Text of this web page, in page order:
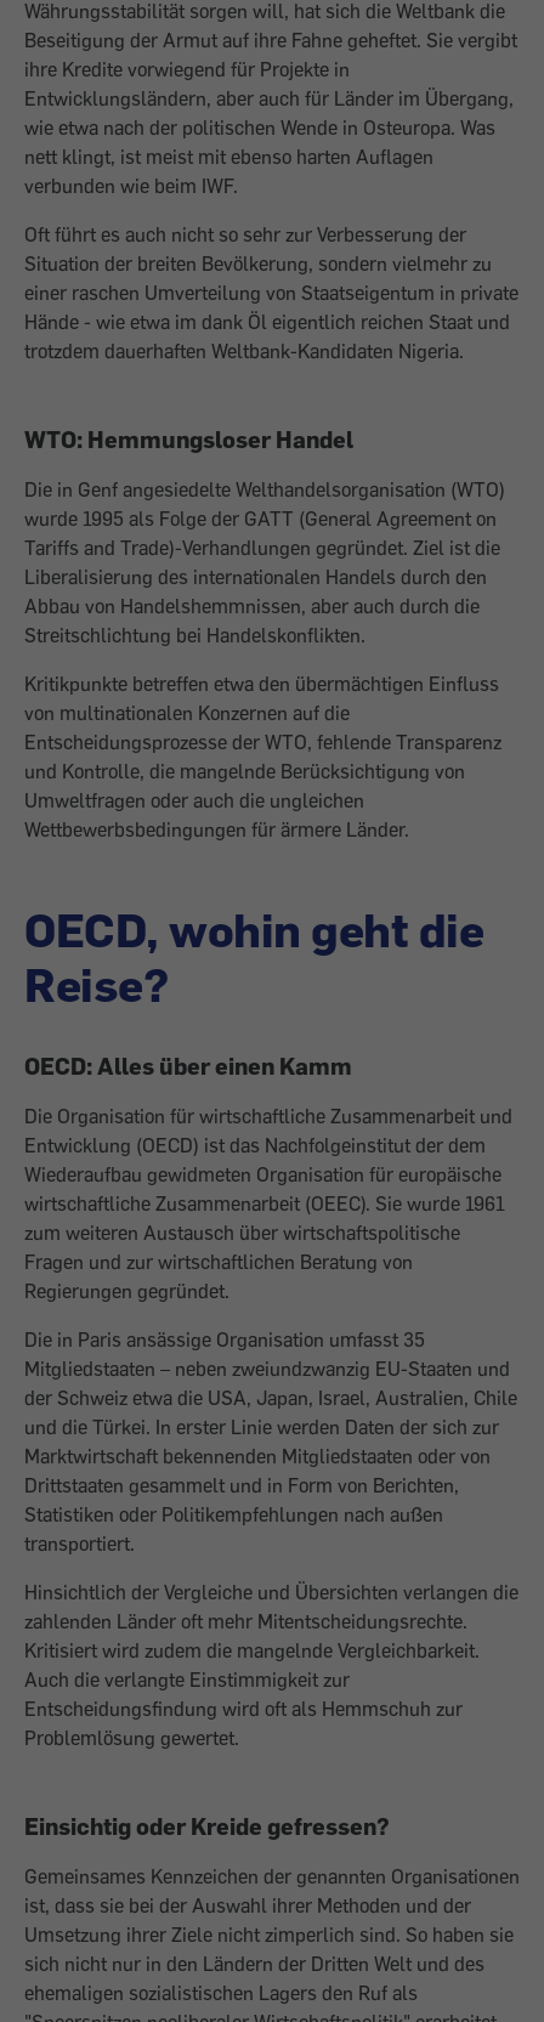
Währungsstabilität sorgen will, hat sich die Weltbank die
Beseitigung der Armut auf ihre Fahne geheftet. Sie vergibt
ihre Kredite vorwiegend für Projekte in
Entwicklungsländern, aber auch für Länder im Übergang,
wie etwa nach der politischen Wende in Osteuropa. Was
nett klingt, ist meist mit ebenso harten Auflagen
verbunden wie beim IWF.
Oft führt es auch nicht so sehr zur Verbesserung der
Situation der breiten Bevölkerung, sondern vielmehr zu
einer raschen Umverteilung von Staatseigentum in private
Hände - wie etwa im dank Öl eigentlich reichen Staat und
trotzdem dauerhaften Weltbank-Kandidaten Nigeria.
WTO: Hemmungsloser Handel
Die in Genf angesiedelte Welthandels­organisation (WTO)
wurde 1995 als Folge der GATT (General Agreement on
Tariffs and Trade)-Verhandlungen gegründet. Ziel ist die
Liberalisierung des internatio­nalen Handels durch den
Abbau von Handelshemmnissen, aber auch durch die
Streitschlichtung bei Handelskonflikten.
Kritikpunkte betreffen etwa den übermächtigen Einfluss
von multinationalen Konzernen auf die
Entscheidungsprozesse der WTO, fehlende Transparenz
und Kont­rolle, die mangelnde Berücksichtigung von
Umweltfragen oder auch die ungleichen
Wettbewerbsbedingungen für ärmere Länder.
OECD, wohin geht die
Reise?
OECD: Alles über einen Kamm
Die Organisation für wirtschaftliche Zusammenarbeit und
Entwicklung (OECD) ist das Nachfolgeinstitut der dem
Wiederaufbau gewidmeten Organisation für europäische
wirtschaftliche Zusammenarbeit (OEEC). Sie wurde 1961
zum weiteren Austausch über wirtschaftspolitische
Fragen und zur wirtschaftlichen Be­ratung von
Regierungen gegründet.
Die in Paris an­sässige Organisation umfasst 35
Mitgliedstaaten – neben zweiundzwanzig EU-Staaten und
der Schweiz etwa die USA, Japan, Israel, Australien, Chile
und die Türkei. In erster Linie werden Daten der sich zur
Marktwirtschaft bekennenden Mitgliedstaaten oder von
Drittstaaten gesammelt und in Form von Berichten,
Statistiken oder Politikempfehlungen nach außen
transportiert.
Hinsichtlich der Vergleiche und Übersichten verlangen die
zahlenden Länder oft mehr Mitentscheidungsrechte.
Kritisiert wird zudem die mangelnde Vergleichbarkeit.
Auch die verlangte Einstimmigkeit zur
Entscheidungsfindung wird oft als Hemmschuh zur
Problemlösung gewertet.
Einsichtig oder Kreide gefressen?
Gemeinsames Kennzeichen der genannten Organisationen
ist, dass sie bei der Auswahl ihrer Methoden und der
Umsetzung ihrer Ziele nicht zimperlich sind. So haben sie
sich nicht nur in den Ländern der Dritten Welt und des
ehemaligen sozialistischen Lagers den Ruf als